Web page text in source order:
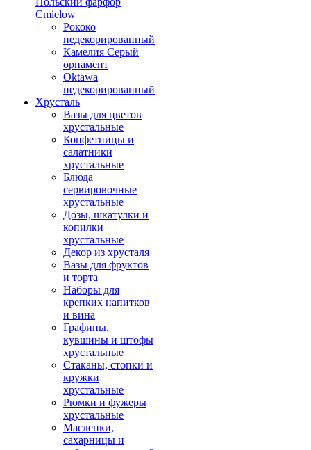
Сmielow
Рококо
недекорированный
Камелия Серый
орнамент
Oktawa
недекорированный
Хрусталь
Вазы для цветов
хрустальные
Конфетницы и
салатники
хрустальные
Блюда
сервировочные
хрустальные
Дозы, шкатулки и
копилки
хрустальные
Декор из хрусталя
Вазы для фруктов
и торта
Наборы для
крепких напитков
и вина
Графины,
кувшины и штофы
хрустальные
Стаканы, стопки и
кружки
хрустальные
Рюмки и фужеры
хрустальные
Масленки,
сахарницы и